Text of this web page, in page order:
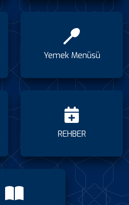
Yemek Menüsü
REHBER